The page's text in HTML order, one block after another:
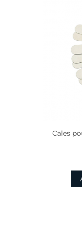
Cales